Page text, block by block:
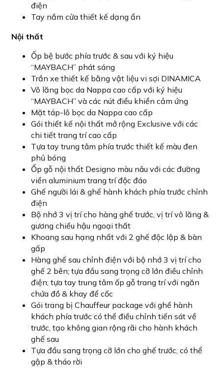
điện
Tay nắm cửa thiết kế dạng ẩn
Nội thất
Ốp bệ bước phía trước & sau với ký hiệu
“MAYBACH” phát sáng
Trần xe thiết kế bằng vật liệu vi sợi DINAMICA
Vô lăng bọc da Nappa cao cấp với ký hiệu
“MAYBACH” và các nút điều khiển cảm ứng
Mặt táp-lô bọc da Nappa cao cấp
Gói thiết kế nội thất mở rộng Exclusive với các
chi tiết trang trí cao cấp
Tựa tay trung tâm phía trước thiết kế màu đen
phủ bóng
Ốp gỗ nội thất Designo màu nâu với các đường
viền aluminium trang trí độc đáo
Ghế người lái & ghế hành khách phía trước chỉnh
điện
Bộ nhớ 3 vị trí cho hàng ghế trước, vị trí vô lăng &
gương chiếu hậu ngoại thất
Khoang sau hạng nhất với 2 ghế độc lập & bàn
gấp
Hàng ghế sau chỉnh điện với bộ nhớ 3 vị trí cho
ghế 2 bên; tựa đầu sang trọng cỡ lớn điều chỉnh
điện; tựa tay trung tâm ốp gỗ trang trí với ngăn
chứa đồ & khay để cốc
Gói trang bị Chauffeur package với ghế hành
khách phía trước có thể điều chỉnh tiến sát về
trước, tạo không gian rộng rãi cho hành khách
ghế sau
Tựa đầu sang trọng cỡ lớn cho ghế trước, có thể
gập & tháo rời